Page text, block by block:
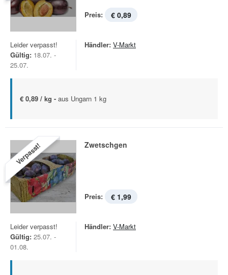
Preis: € 0,89
Leider verpasst!
Gültig: 18.07. -
25.07.
Händler: V-Markt
€ 0,89 / kg - aus Ungarn 1 kg
Verpasst! Zwetschgen
Preis: € 1,99
Leider verpasst!
Gültig: 25.07. -
01.08.
Händler: V-Markt